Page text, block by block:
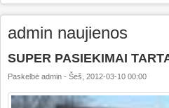
admin naujienos
SUPER PASIEKIMAI
Paskelbė admin - Šeš, 2012-03-10 00:00